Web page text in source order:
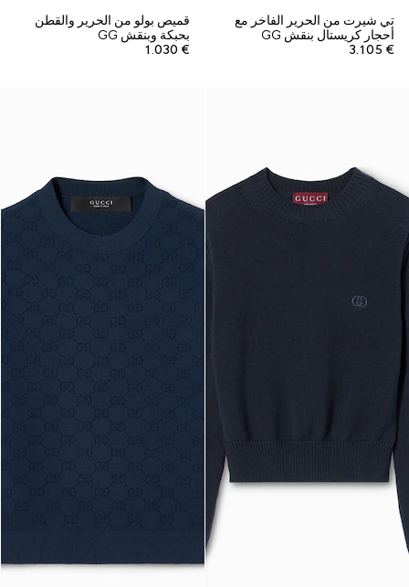
تي شيرت من الحرير الفاخر مع
أحجار كريستال بنقش GG
€ 3.105
قميص بولو من الحرير والقطن
بحبكة وبنقش GG
€ 1.030